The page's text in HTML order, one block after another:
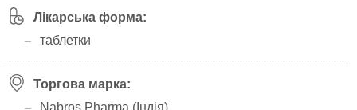
Лікарська форма:
таблетки
Торгова марка:
Nabros Pharma (Індія)